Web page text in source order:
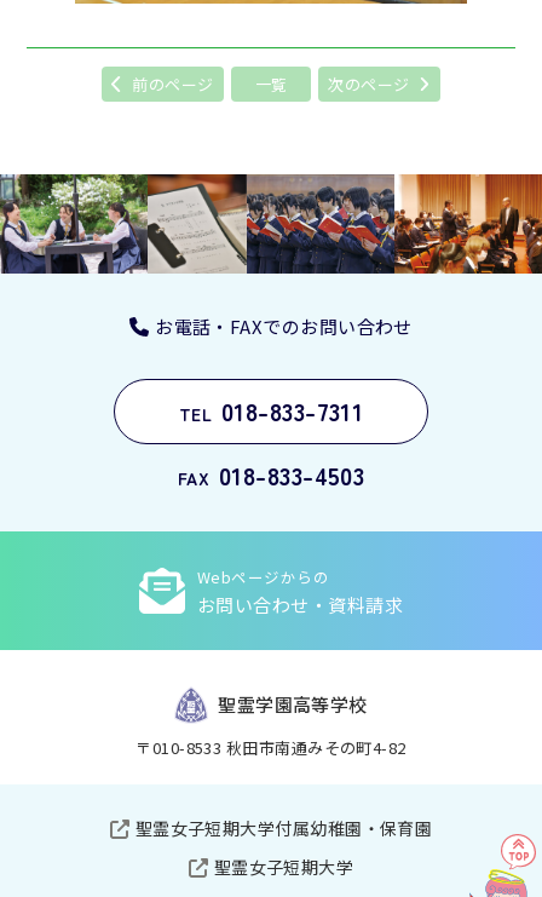
前のページ 一覧 次のページ
お電話・FAXでのお問い合わせ
TEL 018-833-7311
FAX 018-833-4503
Webページからの
お問い合わせ・資料請求
聖霊学園高等学校
〒010-8533 秋田市南通みその町4-82
聖霊女子短期大学付属幼稚園・保育園
聖霊女子短期大学